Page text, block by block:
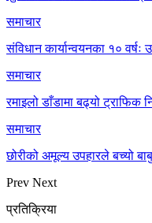
समाचार
संविधान कार्यान्वयनका १० वर्षः
समाचार
रमाइलो डाँडामा बढ्यो ट्राफिक
समाचार
छोरीको अमूल्य उपहारले बच्यो
Prev Next
प्रतिक्रिया